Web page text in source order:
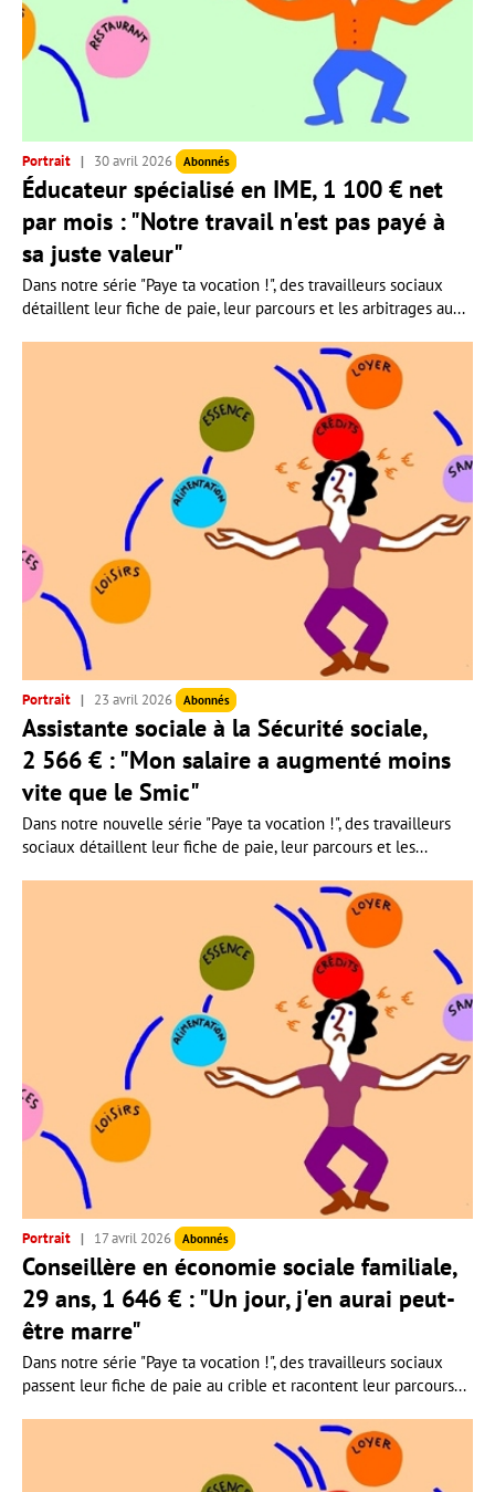
Portrait 30 avril 2026 Abonnés
Éducateur spécialisé en IME, 1 100 € net
par mois : "Notre travail n'est pas payé à
sa juste valeur"
Dans notre série "Paye ta vocation !", des travailleurs sociaux
détaillent leur fiche de paie, leur parcours et les arbitrages au...
Portrait 23 avril 2026 Abonnés
Assistante sociale à la Sécurité sociale,
2 566 € : "Mon salaire a augmenté moins
vite que le Smic"
Dans notre nouvelle série "Paye ta vocation !", des travailleurs
sociaux détaillent leur fiche de paie, leur parcours et les...
Portrait 17 avril 2026 Abonnés
Conseillère en économie sociale familiale,
29 ans, 1 646 € : "Un jour, j'en aurai peut-
être marre"
Dans notre série "Paye ta vocation !", des travailleurs sociaux
passent leur fiche de paie au crible et racontent leur parcours...